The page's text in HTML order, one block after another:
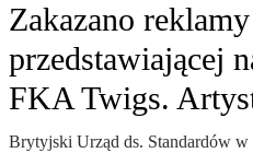
Zakazano
przedstawiającej
FKA Twigs.
Brytyjski Urząd ds. Standardów w